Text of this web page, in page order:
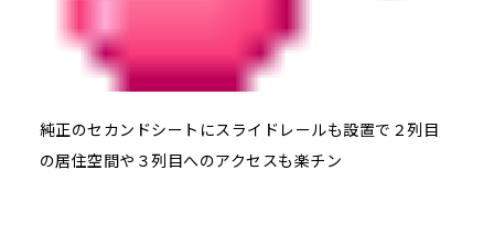
純正のセカンドシートにスライドレールも設置で２列目
の居住空間や３列目へのアクセスも楽チン